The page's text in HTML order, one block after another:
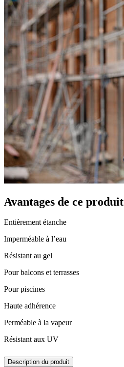
Avantages de ce produit
Entièrement étanche
Imperméable à l’eau
Résistant au gel
Pour balcons et terrasses
Pour piscines
Haute adhérence
Perméable à la vapeur
Résistant aux UV
Description du produit